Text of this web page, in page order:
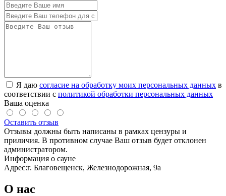
Я даю согласие на обработку моих персональных данных в
соответствии с политикой обработки персональных данных
Ваша оценка
Оставить отзыв
Отзывы должны быть написаны в рамках цензуры и
приличия. В противном случае Ваш отзыв будет отклонен
администратором.
Информация о сауне
Адрес:г. Благовещенск, Железнодорожная, 9а
О нас